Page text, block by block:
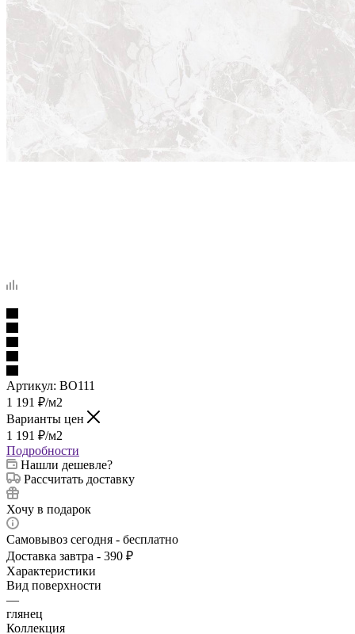
Артикул: BO111
1 191 ₽/м2
Варианты цен
1 191 ₽/м2
Подробности
Нашли дешевле?
Рассчитать доставку
Хочу в подарок
Самовывоз сегодня - бесплатно
Доставка завтра - 390 ₽
Характеристики
Вид поверхности
—
глянец
Коллекция